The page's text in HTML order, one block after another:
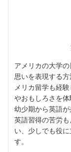
アメリカの大学
思いを表現する
メリカ留学も経
やおもしろさを体
幼少期から英語が
英語習得の苦労
い、少しでも役
す。